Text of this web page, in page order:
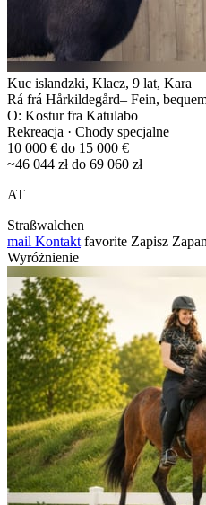
Kuc islandzki, Klacz, 9 lat, Kara
Rá frá Hårkildegård– Fein,
O: Kostur fra Katulabo
Rekreacja · Chody specjalne
10 000 € do 15 000 €
~46 044 zł do 69 060 zł
AT
Straßwalchen
mail Kontakt favorite Zapisz
Wyróżnienie